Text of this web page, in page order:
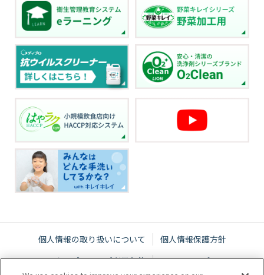
個人情報の取り扱いについて
個人情報保護方針
ウェブサイトご利用条件
サイトマップ